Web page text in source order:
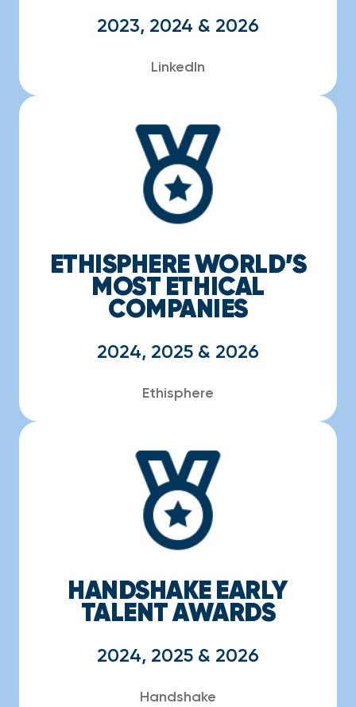
2023, 2024 & 2026
LinkedIn
ETHISPHERE WORLD’S
MOST ETHICAL
COMPANIES
2024, 2025 & 2026
Ethisphere
HANDSHAKE EARLY
TALENT AWARDS
2024, 2025 & 2026
Handshake